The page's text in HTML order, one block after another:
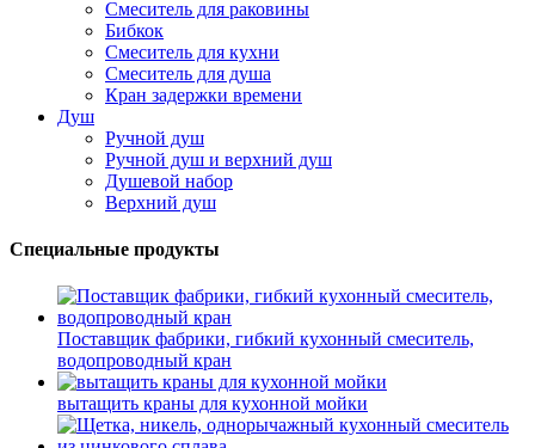
Смеситель для раковины
Бибкок
Смеситель для кухни
Смеситель для душа
Кран задержки времени
Душ
Ручной душ
Ручной душ и верхний душ
Душевой набор
Верхний душ
Специальные продукты
Поставщик фабрики, гибкий кухонный смеситель,
водопроводный кран
вытащить краны для кухонной мойки